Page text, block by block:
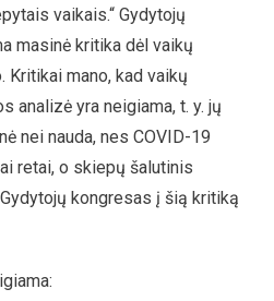
vaikais.“ Gydytojų
masinė kritika dėl vaikų
mano, kad vaikų
analizė yra neigiama, t. y. jų
nei nauda, nes COVID-19
retai, o skiepų šalutinis
kongresas į šią kritiką